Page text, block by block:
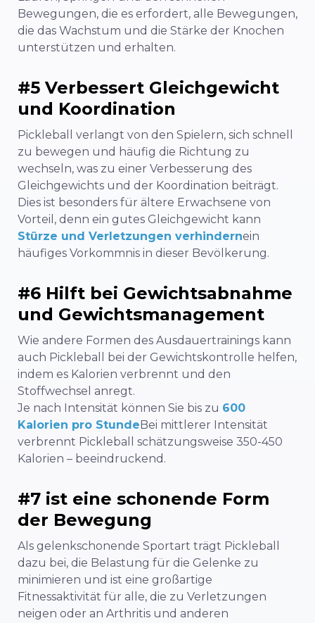
Bewegungen, die es erfordert, alle Bewegungen,
die das Wachstum und die Stärke der Knochen
unterstützen und erhalten.
#5 Verbessert Gleichgewicht
und Koordination
Pickleball verlangt von den Spielern, sich schnell
zu bewegen und häufig die Richtung zu
wechseln, was zu einer Verbesserung des
Gleichgewichts und der Koordination beiträgt.
Dies ist besonders für ältere Erwachsene von
Vorteil, denn ein gutes Gleichgewicht kann
Stürze und Verletzungen verhindernein
häufiges Vorkommnis in dieser Bevölkerung.
#6 Hilft bei Gewichtsabnahme
und Gewichtsmanagement
Wie andere Formen des Ausdauertrainings kann
auch Pickleball bei der Gewichtskontrolle helfen,
indem es Kalorien verbrennt und den
Stoffwechsel anregt.
Je nach Intensität können Sie bis zu 600
Kalorien pro Stunde Bei mittlerer Intensität
verbrennt Pickleball schätzungsweise 350-450
Kalorien – beeindruckend.
#7 ist eine schonende Form
der Bewegung
Als gelenkschonende Sportart trägt Pickleball
dazu bei, die Belastung für die Gelenke zu
minimieren und ist eine großartige
Fitnessaktivität für alle, die zu Verletzungen
neigen oder an Arthritis und anderen